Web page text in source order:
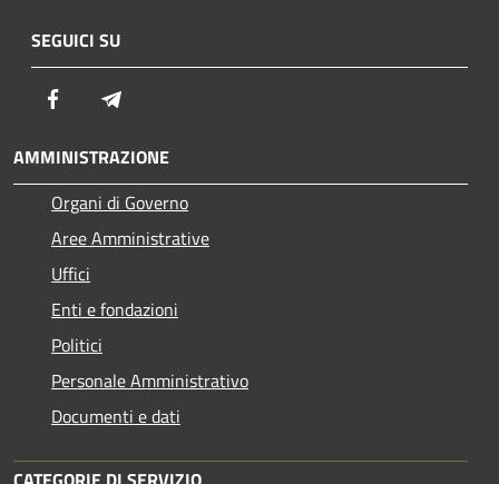
SEGUICI SU
Facebook
AMMINISTRAZIONE
Organi di Governo
Aree Amministrative
Uffici
Enti e fondazioni
Politici
Personale Amministrativo
Documenti e dati